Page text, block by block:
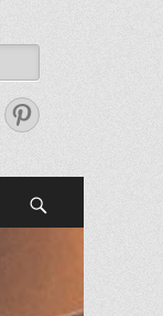
Pinterest